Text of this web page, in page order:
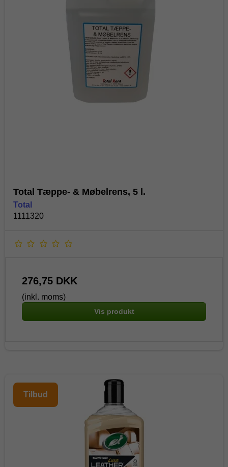
Total Tæppe- & Møbelrens, 5 l.
Total
1111320
276,75 DKK
(inkl. moms)
Vis produkt
Tilbud